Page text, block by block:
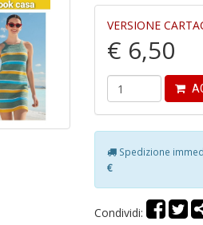
VERSIONE
€ 6,50
Spedizione
€
Condividi: